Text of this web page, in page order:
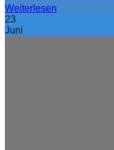
Weiterlesen
23
Juni